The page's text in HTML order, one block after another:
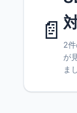
📄
2
が
ま